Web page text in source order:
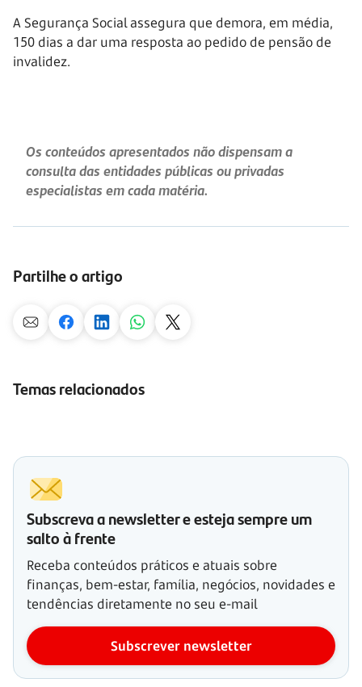
A Segurança Social assegura que demora, em média,
150 dias a dar uma resposta ao pedido de pensão de
invalidez.
Os conteúdos apresentados não dispensam a
consulta das entidades públicas ou privadas
especialistas em cada matéria.
Partilhe o artigo
Temas relacionados
Subscreva a newsletter e esteja sempre um
salto à frente
Receba conteúdos práticos e atuais sobre
finanças, bem-estar, família, negócios, novidades e
tendências diretamente no seu e-mail
Subscrever newsletter